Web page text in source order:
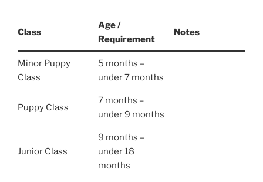
Class
Age /
Requirement
Notes
Minor Puppy
Class
5 months –
under 7 months
Puppy Class
7 months –
under 9 months
Junior Class
9 months –
under 18
months